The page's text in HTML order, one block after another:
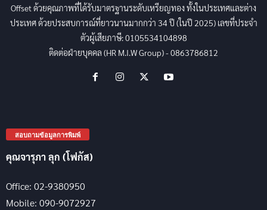
Offset ด้วยคุณภาพที่ได้รับมาตรฐานระดับเหรียญทอง ทั้งในประเทศและต่าง
ประเทศ ด้วยประสบการณ์ที่ยาวนานมากกว่า 34 ปี (ในปี 2025) เลขที่ประจำ
ตัวผู้เสียภาษี: 0105534104898
ติดต่อฝ่ายบุคคล (HR M.I.W Group) - 0863786812
สอบถามข้อมูลการพิมพ์
คุณจารุภา ลุก (โฟกัส)
Office: 02-9380950
Mobile: 090-9072927